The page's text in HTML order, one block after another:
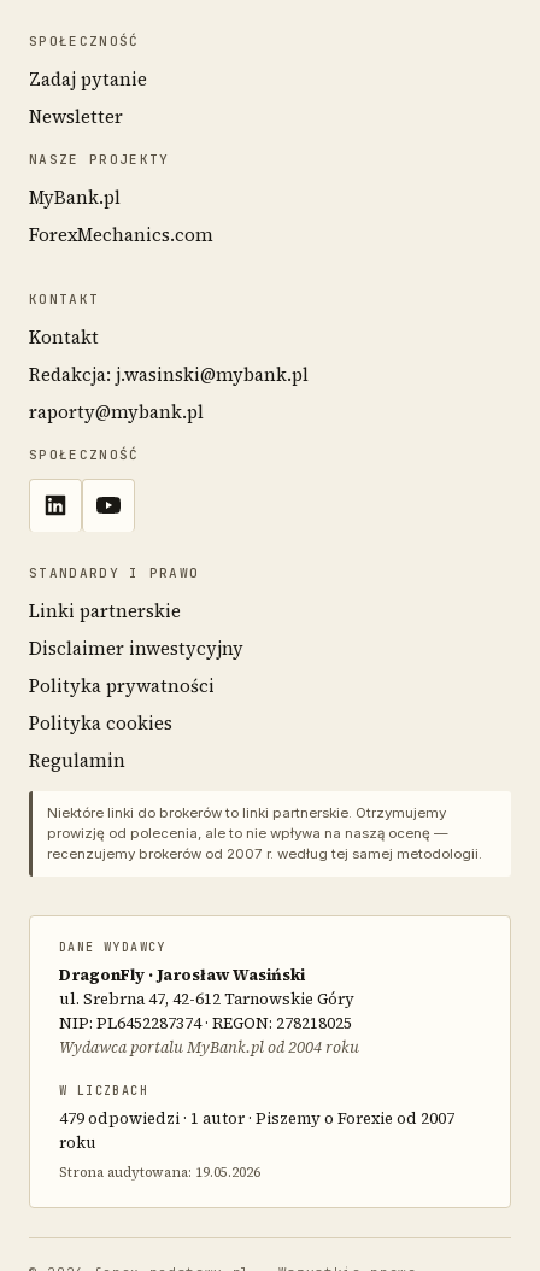
SPOŁECZNOŚĆ
Zadaj pytanie
Newsletter
NASZE PROJEKTY
MyBank.pl
ForexMechanics.com
KONTAKT
Kontakt
Redakcja: j.wasinski@mybank.pl
raporty@mybank.pl
SPOŁECZNOŚĆ
STANDARDY I PRAWO
Linki partnerskie
Disclaimer inwestycyjny
Polityka prywatności
Polityka cookies
Regulamin
Niektóre linki do brokerów to linki partnerskie. Otrzymujemy
prowizję od polecenia, ale to nie wpływa na naszą ocenę —
recenzujemy brokerów od 2007 r. według tej samej metodologii.
DANE WYDAWCY
DragonFly · Jarosław Wasiński
ul. Srebrna 47, 42-612 Tarnowskie Góry
NIP: PL6452287374 · REGON: 278218025
Wydawca portalu MyBank.pl od 2004 roku
W LICZBACH
479 odpowiedzi · 1 autor · Piszemy o Forexie od 2007
roku
Strona audytowana: 19.05.2026